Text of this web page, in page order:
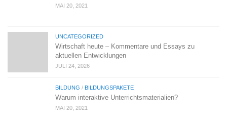
MAI 20, 2021
UNCATEGORIZED
Wirtschaft heute – Kommentare und Essays zu
aktuellen Entwicklungen
JULI 24, 2026
BILDUNG / BILDUNGSPAKETE
Warum interaktive Unterrichtsmaterialien?
MAI 20, 2021